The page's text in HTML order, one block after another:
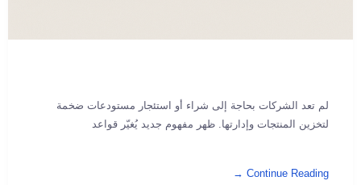
لم تعد الشركات بحاجة إلى شراء أو استئجار مستودعات ضخمة
لتخزين المنتجات وإدارتها. ظهر مفهوم جديد يُغيّر قواعد
Continue Reading →